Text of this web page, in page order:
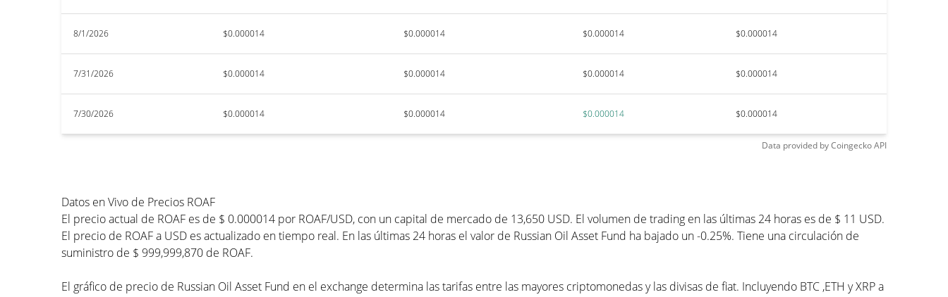
8/1/2026 $0.000014 $0.000014 $0.000014 $0.000014
7/31/2026 $0.000014 $0.000014 $0.000014 $0.000014
7/30/2026 $0.000014 $0.000014 $0.000014 $0.000014
Data provided byCoingeckoAPI
Datos en Vivo de Precios ROAF
El precio actual de ROAF es de $ 0.000014 por ROAF/USD, con un capital de mercado de 13,650 USD. El volumen de trading en las últimas 24 horas es de $ 11 USD.
El precio de ROAF a USD es actualizado en tiempo real. En las últimas 24 horas el valor de Russian Oil Asset Fund ha bajado un -0.25%. Tiene una circulación de
suministro de $ 999,999,870 de ROAF.
El gráfico de precio de Russian Oil Asset Fund en el exchange determina las tarifas entre las mayores criptomonedas y las divisas de fiat. Incluyendo BTC ,ETH y XRP a